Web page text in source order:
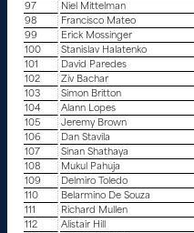
97
Niel Mittelman
98
Francisco Mateo
99
Erick Mossinger
100
Stanislav Halatenko
101
David Paredes
102
Ziv Bachar
103
Simon Britton
104
Alann Lopes
105
Jeremy Brown
106
Dan Stavila
107
Sinan Shathaya
108
Mukul Pahuja
109
Delmiro Toledo
110
Belarmino De Souza
111
Richard Mullen
112
Alistair Hill